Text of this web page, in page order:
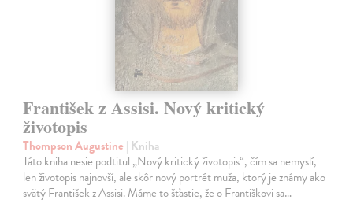
František z Assisi. Nový kritický
životopis
Thompson Augustine | Kniha
Táto kniha nesie podtitul „Nový kritický životopis“, čím sa nemyslí,
len životopis najnovší, ale skôr nový portrét muža, ktorý je známy ako
svätý František z Assisi. Máme to šťastie, že o Františkovi sa…